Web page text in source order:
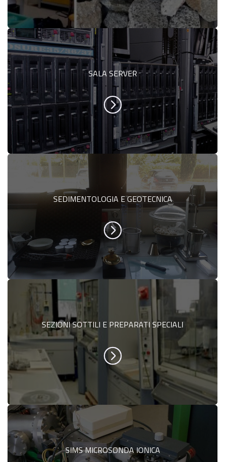
SALA SERVER
SEDIMENTOLOGIA E GEOTECNICA
SEZIONI SOTTILI E PREPARATI SPECIALI
SIMS MICROSONDA IONICA